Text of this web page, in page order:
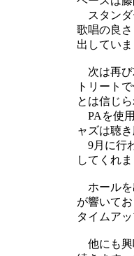
スタンダ
歌唱の良
出していま
次は再び
トリート
とは信じ
PAを使
ャズは聴
9月に行
してくれ
ホールを
が響いて
タイムア
他にも興